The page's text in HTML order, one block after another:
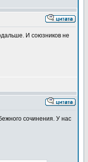
И союзников не
сочинения. У нас